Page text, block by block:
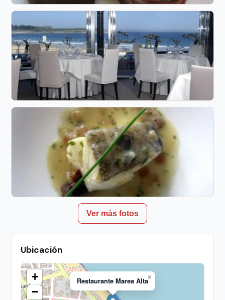
Ver más fotos
Ubicación
Restaurante Marea Alta×
+
−